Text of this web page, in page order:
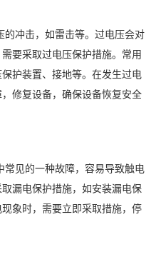
的冲击，如雷击等。过电压会对
要采取过电压保护措施。常用
护装置、接地等。在发生过电
修复设备，确保设备恢复安全
常见的一种故障，容易导致触电
漏电保护措施，如安装漏电保
象时，需要立即采取措施，停